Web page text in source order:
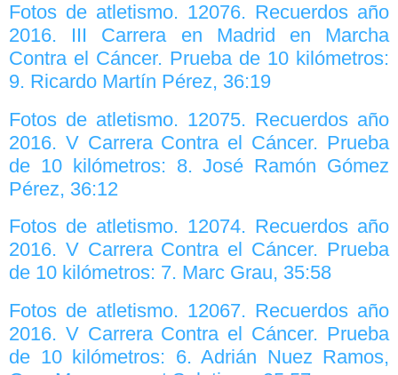
Fotos de atletismo. 12076. Recuerdos año
2016. III Carrera en Madrid en Marcha
Contra el Cáncer. Prueba de 10 kilómetros:
9. Ricardo Martín Pérez, 36:19
Fotos de atletismo. 12075. Recuerdos año
2016. V Carrera Contra el Cáncer. Prueba
de 10 kilómetros: 8. José Ramón Gómez
Pérez, 36:12
Fotos de atletismo. 12074. Recuerdos año
2016. V Carrera Contra el Cáncer. Prueba
de 10 kilómetros: 7. Marc Grau, 35:58
Fotos de atletismo. 12067. Recuerdos año
2016. V Carrera Contra el Cáncer. Prueba
de 10 kilómetros: 6. Adrián Nuez Ramos,